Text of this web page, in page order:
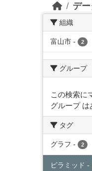
デ
組織
富山市 - 2
グループ
この検索に
グループ は
タグ
グラフ - 2
ピラミッド -